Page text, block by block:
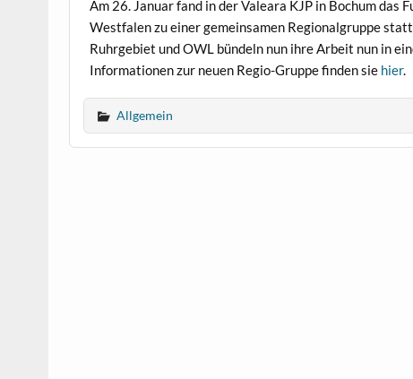
Am 26. Januar fand in der Valeara KJP in Bochum
Westfalen zu einer gemeinsamen Regionalgruppe
Ruhrgebiet und OWL bündeln nun ihre Arbeit nun in
Informationen zur neuen Regio-Gruppe finden sie hier.
Allgemein